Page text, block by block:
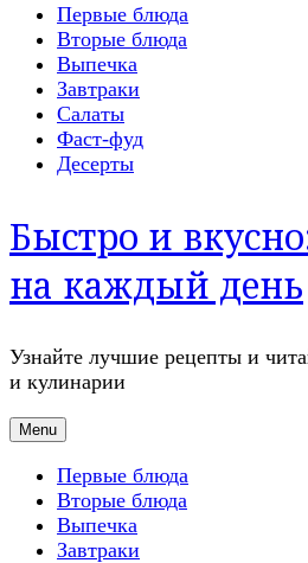
Первые блюда
Вторые блюда
Выпечка
Завтраки
Салаты
Фаст-фуд
Десерты
Быстро и
на каждый день
Узнайте лучшие рецепты и
и кулинарии
Menu
Первые блюда
Вторые блюда
Выпечка
Завтраки